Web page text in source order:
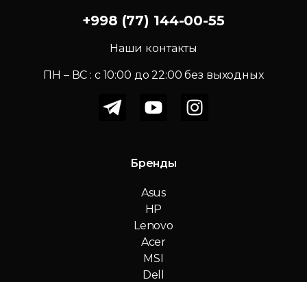
+998 (77) 144-00-55
Наши контакты
ПН – ВС : c 10:00 до 22:00 без выходных
Бренды
Asus
HP
Lenovo
Acer
MSI
Dell